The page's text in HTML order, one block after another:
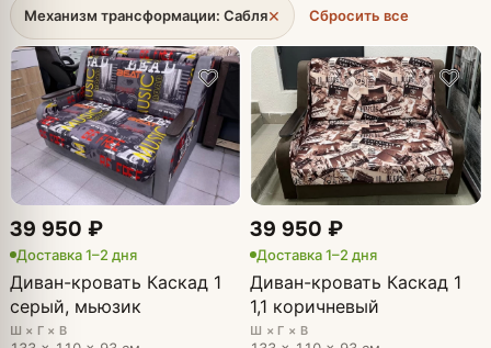
Механизм трансформации: Сабля× Сбросить все
39 950 ₽
Доставка 1–2 дня
Диван-кровать Каскад 1
серый, мьюзик
Ш × Г × В
39 950 ₽
Доставка 1–2 дня
Диван-кровать Каскад 1
1,1 коричневый
Ш × Г × В